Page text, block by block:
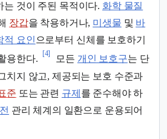
는 것이 주된 목적이다. 화학 물질
장갑을 착용하거나, 미생물 및 바
적 요인 으로부터 신체를 보호하기
용한다.
[4]
모든 개인 보호구는 단
치지 않고, 제공되는 보호 수준과
준 또는 관련 규제 를 준수해야 하
관리 체계의 일환으로 운용되어